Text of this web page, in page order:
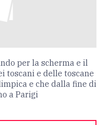
per la scherma e il
toscani e delle toscane
e che dalla fine di
a Parigi